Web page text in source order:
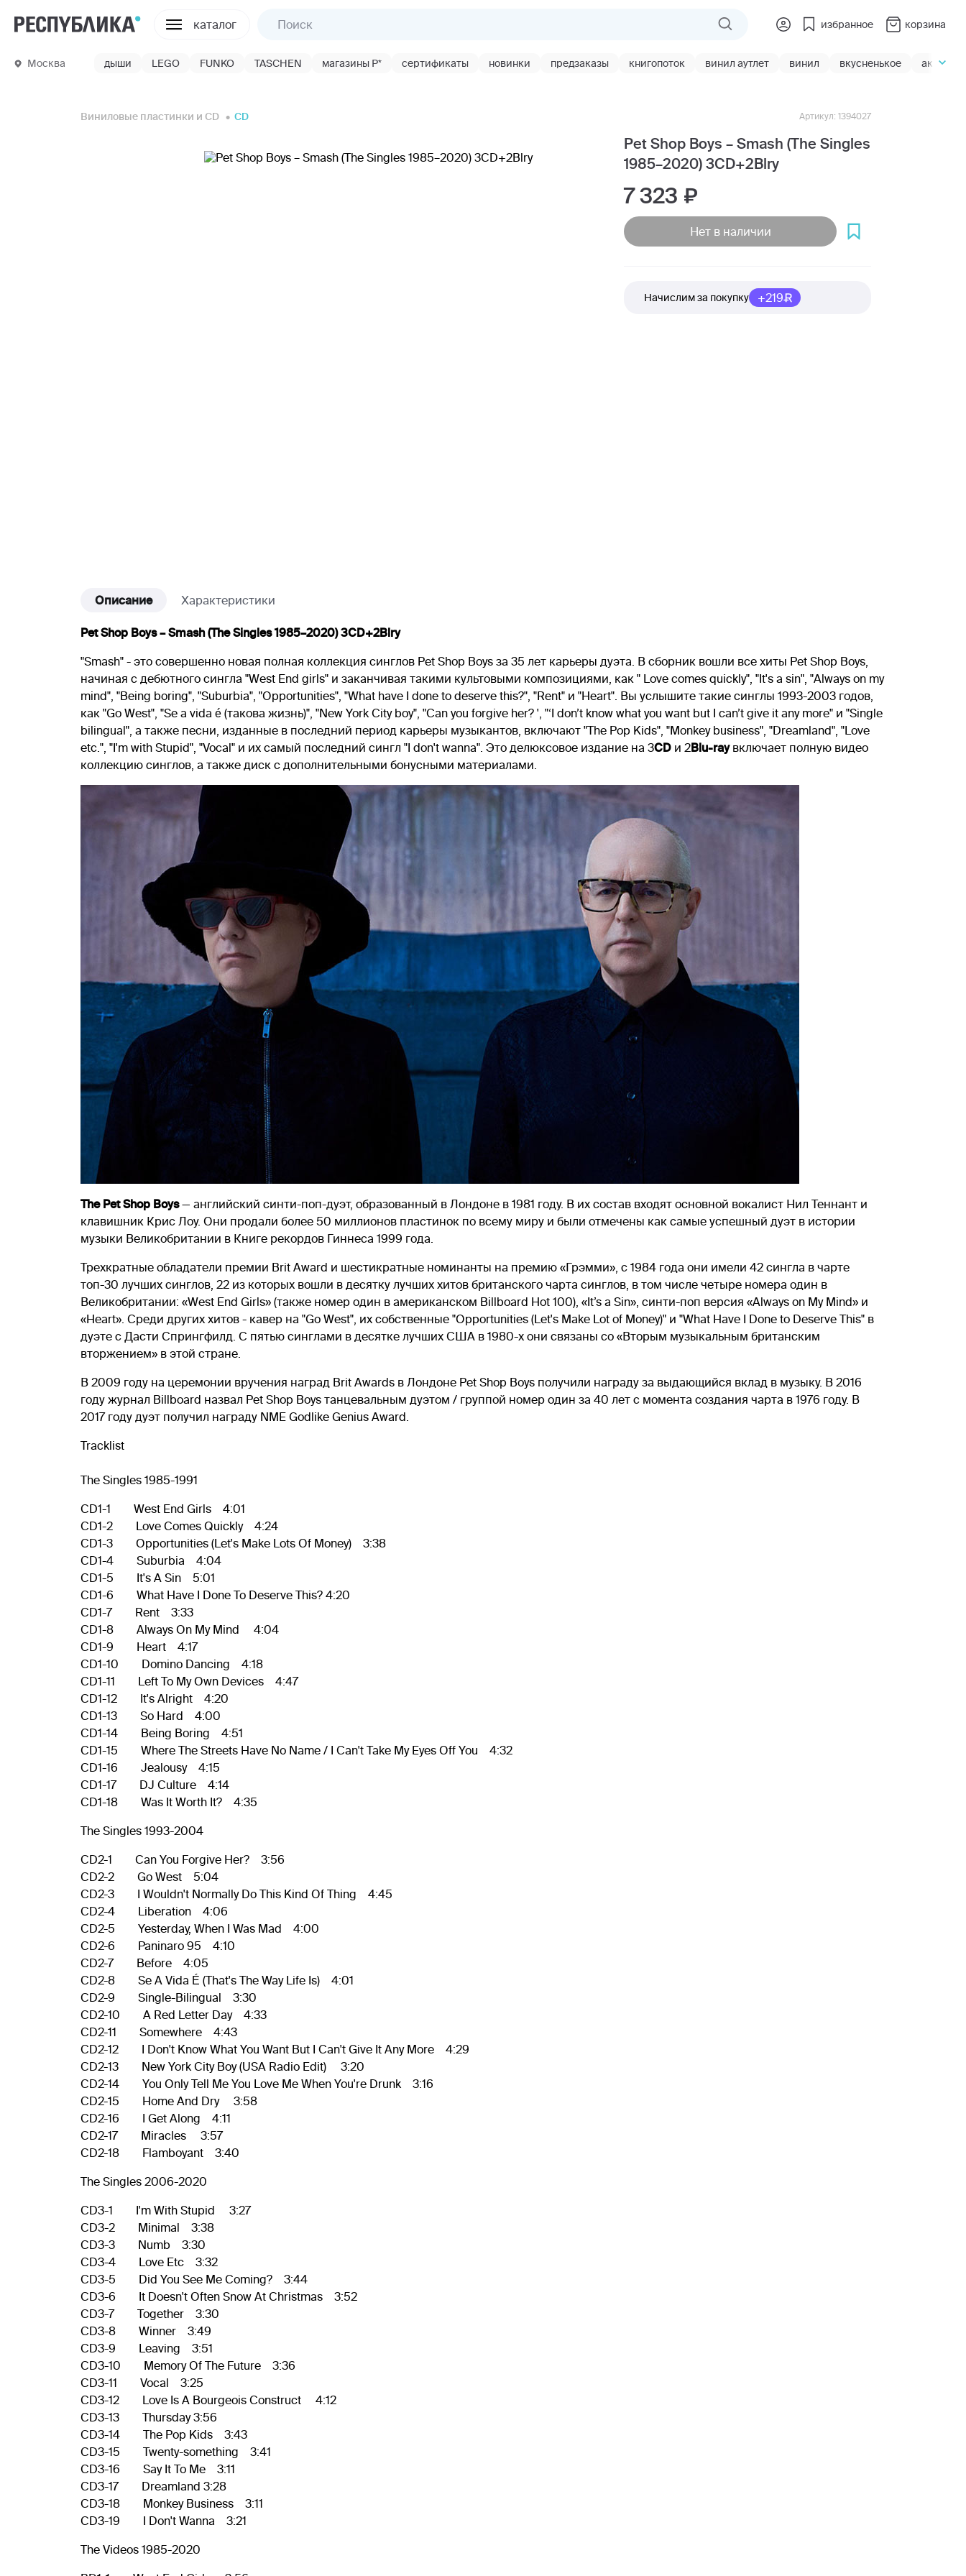
каталог избранное корзина
Москва дыши LEGO FUNKO TASCHEN магазины Р* сертификаты новинки предзаказы книгопоток винил аутлет винил вкусненькое акции
Виниловые пластинки и CD CD
Pet Shop Boys – Smash (The Singles
1985–2020) 3CD+2Blry
Артикул: 1394027
7 323
Нет в наличии
Начислим за покупку +219
Описание Характеристики
Pet Shop Boys – Smash (The Singles 1985–2020) 3CD+2Blry
"Smash" - это совершенно новая полная коллекция синглов Pet Shop Boys за 35 лет карьеры дуэта. В сборник вошли все хиты Pet Shop Boys,
начиная с дебютного сингла "West End girls" и заканчивая такими культовыми композициями, как " Love comes quickly", "It's a sin", "Always on my
mind", "Being boring", "Suburbia", "Opportunities", "What have I done to deserve this?", "Rent" и "Heart". Вы услышите такие синглы 1993-2003 годов,
как "Go West", "Se a vida é (такова жизнь)", "New York City boy", "Can you forgive her? ', "‘I don’t know what you want but I can’t give it any more" и "Single
bilingual", а также песни, изданные в последний период карьеры музыкантов, включают "The Pop Kids", "Monkey business", "Dreamland", "Love
etc.", "I'm with Stupid", "Vocal" и их самый последний сингл "I don't wanna". Это делюксовое издание на 3CD и 2Blu-rayвключает полную видео
коллекцию синглов, а также диск с дополнительными бонусными материалами.
The Pet Shop Boys— английский синти-поп-дуэт, образованный в Лондоне в 1981 году. В их состав входят основной вокалист Нил Теннант и
клавишник Крис Лоу. Они продали более 50 миллионов пластинок по всему миру и были отмечены как самые успешный дуэт в истории
музыки Великобритании в Книге рекордов Гиннеса 1999 года.
Трехкратные обладатели премии Brit Award и шестикратные номинанты на премию «Грэмми», с 1984 года они имели 42 сингла в чарте
топ-30 лучших синглов, 22 из которых вошли в десятку лучших хитов британского чарта синглов, в том числе четыре номера один в
Великобритании: «West End Girls» (также номер один в американском Billboard Hot 100), «It’s a Sin», синти-поп версия «Always on My Mind» и
«Heart». Среди других хитов - кавер на "Go West", их собственные "Opportunities (Let's Make Lot of Money)" и "What Have I Done to Deserve This" в
дуэте с Дасти Спрингфилд. С пятью синглами в десятке лучших США в 1980-х они связаны со «Вторым музыкальным британским
вторжением» в этой стране.
В 2009 году на церемонии вручения наград Brit Awards в Лондоне Pet Shop Boys получили награду за выдающийся вклад в музыку. В 2016
году журнал Billboard назвал Pet Shop Boys танцевальным дуэтом / группой номер один за 40 лет с момента создания чарта в 1976 году. В
2017 году дуэт получил награду NME Godlike Genius Award.
Tracklist
The Singles 1985-1991
CD1-1 West End Girls 4:01
CD1-2 Love Comes Quickly 4:24
CD1-3 Opportunities (Let's Make Lots Of Money) 3:38
CD1-4 Suburbia 4:04
CD1-5 It's A Sin 5:01
CD1-6 What Have I Done To Deserve This? 4:20
CD1-7 Rent 3:33
CD1-8 Always On My Mind 4:04
CD1-9 Heart 4:17
CD1-10 Domino Dancing 4:18
CD1-11 Left To My Own Devices 4:47
CD1-12 It's Alright 4:20
CD1-13 So Hard 4:00
CD1-14 Being Boring 4:51
CD1-15 Where The Streets Have No Name / I Can't Take My Eyes Off You 4:32
CD1-16 Jealousy 4:15
CD1-17 DJ Culture 4:14
CD1-18 Was It Worth It? 4:35
The Singles 1993-2004
CD2-1 Can You Forgive Her? 3:56
CD2-2 Go West 5:04
CD2-3 I Wouldn't Normally Do This Kind Of Thing 4:45
CD2-4 Liberation 4:06
CD2-5 Yesterday, When I Was Mad 4:00
CD2-6 Paninaro 95 4:10
CD2-7 Before 4:05
CD2-8 Se A Vida É (That's The Way Life Is) 4:01
CD2-9 Single-Bilingual 3:30
CD2-10 A Red Letter Day 4:33
CD2-11 Somewhere 4:43
CD2-12 I Don't Know What You Want But I Can't Give It Any More 4:29
CD2-13 New York City Boy (USA Radio Edit) 3:20
CD2-14 You Only Tell Me You Love Me When You're Drunk 3:16
CD2-15 Home And Dry 3:58
CD2-16 I Get Along 4:11
CD2-17 Miracles 3:57
CD2-18 Flamboyant 3:40
The Singles 2006-2020
CD3-1 I'm With Stupid 3:27
CD3-2 Minimal 3:38
CD3-3 Numb 3:30
CD3-4 Love Etc 3:32
CD3-5 Did You See Me Coming? 3:44
CD3-6 It Doesn't Often Snow At Christmas 3:52
CD3-7 Together 3:30
CD3-8 Winner 3:49
CD3-9 Leaving 3:51
CD3-10 Memory Of The Future 3:36
CD3-11 Vocal 3:25
CD3-12 Love Is A Bourgeois Construct 4:12
CD3-13 Thursday 3:56
CD3-14 The Pop Kids 3:43
CD3-15 Twenty-something 3:41
CD3-16 Say It To Me 3:11
CD3-17 Dreamland 3:28
CD3-18 Monkey Business 3:11
CD3-19 I Don't Wanna 3:21
The Videos 1985-2020